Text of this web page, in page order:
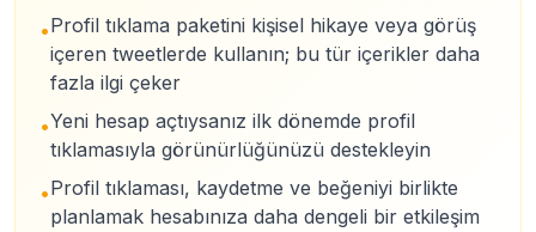
•Profil tıklama paketini kişisel hikaye veya görüş
içeren tweetlerde kullanın; bu tür içerikler daha
fazla ilgi çeker
•Yeni hesap açtıysanız ilk dönemde profil
tıklamasıyla görünürlüğünüzü destekleyin
•Profil tıklaması, kaydetme ve beğeniyi birlikte
planlamak hesabınıza daha dengeli bir etkileşim